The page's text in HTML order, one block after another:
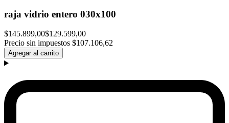
raja vidrio entero 030x100
$145.899,00$129.599,00
Precio sin impuestos $107.106,62
Agregar al carrito